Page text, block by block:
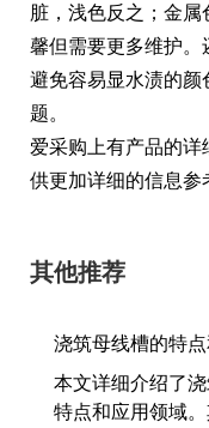
脏，浅色反之；金
馨但需要更多维护。
避免容易显水渍的颜
题。
爱采购上有产品的
供更加详细的信息参
其他推荐
浇筑母线槽的特
本文详细介绍了
特点和应用领域